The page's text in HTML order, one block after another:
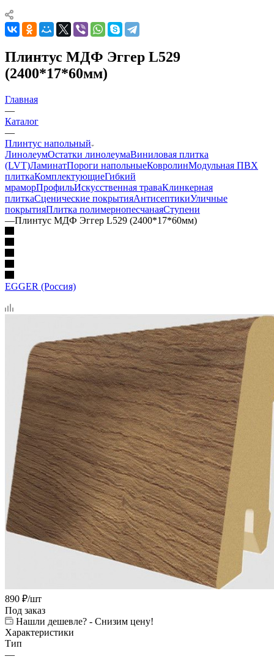
Плинтус МДФ Эггер L529
(2400*17*60мм)
Главная
—
Каталог
—
Плинтус напольный
ЛинолеумОстатки линолеумаВиниловая плитка
(LVT)ЛаминатПороги напольныеКовролинМодульная ПВХ
плиткаКомплектующиеГибкий
мраморПрофильИскусственная траваКлинкерная
плиткаСценические покрытияАнтисептикиУличные
покрытияПлитка полимернопесчанаяСтупени
—Плинтус МДФ Эггер L529 (2400*17*60мм)
EGGER (Россия)
890 ₽/шт
Под заказ
Нашли дешевле? - Снизим цену!
Характеристики
Тип
—